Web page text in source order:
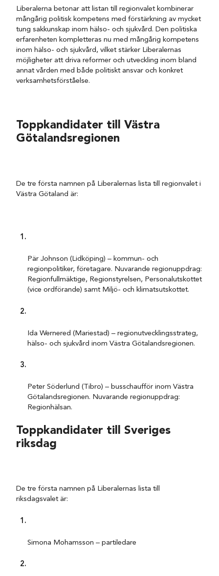
Liberalerna betonar att listan till regionvalet kombinerar
mångårig politisk kompetens med förstärkning av mycket
tung sakkunskap inom hälso- och sjukvård. Den politiska
erfarenheten kompletteras nu med mångårig kompetens
inom hälso- och sjukvård, vilket stärker Liberalernas
möjligheter att driva reformer och utveckling inom bland
annat vården med både politiskt ansvar och konkret
verksamhetsförståelse.
Toppkandidater till Västra
Götalandsregionen
De tre första namnen på Liberalernas lista till regionvalet i
Västra Götaland är:
Pär Johnson (Lidköping) – kommun- och
regionpolitiker, företagare. Nuvarande regionuppdrag:
Regionfullmäktige, Regionstyrelsen, Personalutskottet
(vice ordförande) samt Miljö- och klimatsutskottet.
Ida Wernered (Mariestad) – regionutvecklingsstrateg,
hälso- och sjukvård inom Västra Götalandsregionen.
Peter Söderlund (Tibro) – busschaufför inom Västra
Götalandsregionen. Nuvarande regionuppdrag:
Regionhälsan.
Toppkandidater till Sveriges
riksdag
De tre första namnen på Liberalernas lista till
riksdagsvalet är:
Simona Mohamsson – partiledare